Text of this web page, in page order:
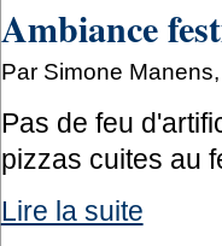
Ambiance
Par Simone
Pas de feu
pizzas cuites au
Lire la suite